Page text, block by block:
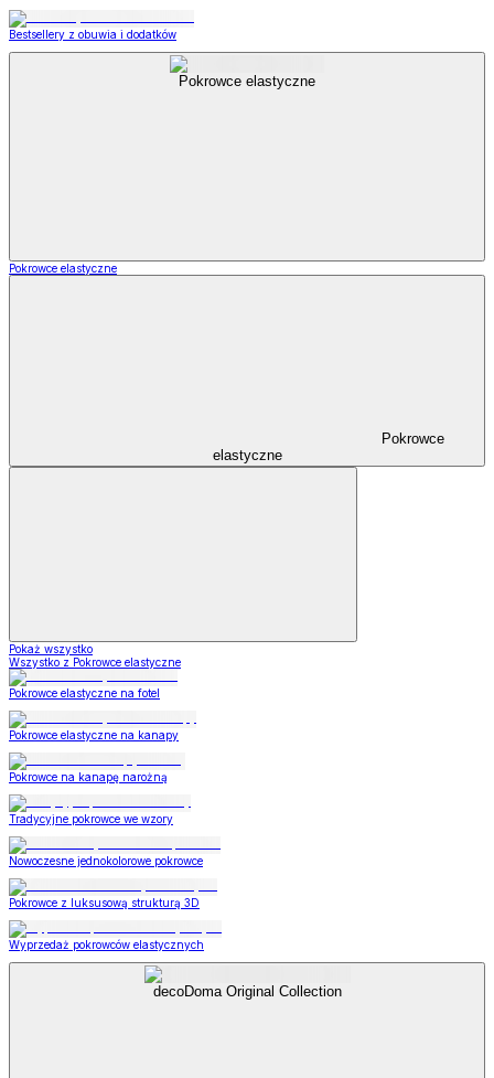
Bestsellery z obuwia i dodatków
Pokrowce elastyczne
Pokrowce elastyczne
Pokrowce
elastyczne
Pokaż wszystko
Wszystko z Pokrowce elastyczne
Pokrowce elastyczne na fotel
Pokrowce elastyczne na kanapy
Pokrowce na kanapę narożną
Tradycyjne pokrowce we wzory
Nowoczesne jednokolorowe pokrowce
Pokrowce z luksusową strukturą 3D
Wyprzedaż pokrowców elastycznych
decoDoma Original Collection